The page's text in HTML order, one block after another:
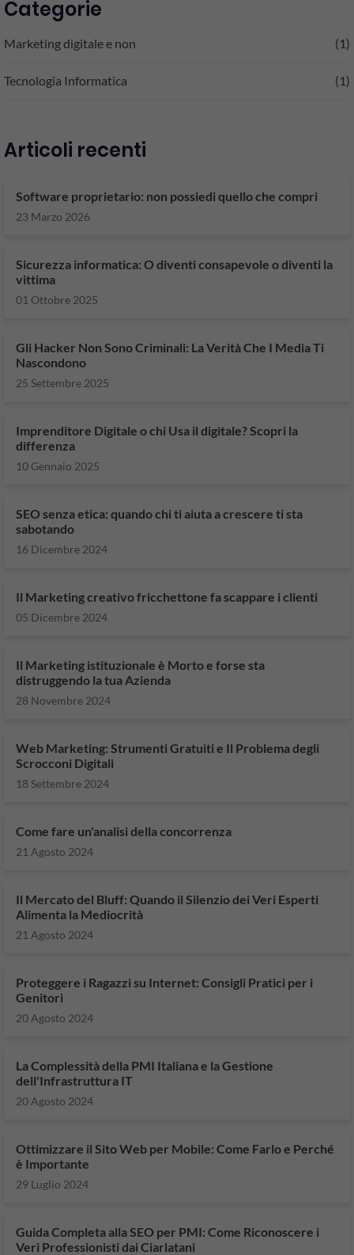
Categorie
Marketing digitale e non (1)
Tecnologia Informatica (1)
Articoli recenti
Software proprietario: non possiedi quello che compri
23 Marzo 2026
Sicurezza informatica: O diventi consapevole o diventi la
vittima
01 Ottobre 2025
Gli Hacker Non Sono Criminali: La Verità Che I Media Ti
Nascondono
25 Settembre 2025
Imprenditore Digitale o chi Usa il digitale? Scopri la
differenza
10 Gennaio 2025
SEO senza etica: quando chi ti aiuta a crescere ti sta
sabotando
16 Dicembre 2024
Il Marketing creativo fricchettone fa scappare i clienti
05 Dicembre 2024
Il Marketing istituzionale è Morto e forse sta
distruggendo la tua Azienda
28 Novembre 2024
Web Marketing: Strumenti Gratuiti e Il Problema degli
Scrocconi Digitali
18 Settembre 2024
Come fare un'analisi della concorrenza
21 Agosto 2024
Il Mercato del Bluff: Quando il Silenzio dei Veri Esperti
Alimenta la Mediocrità
21 Agosto 2024
Proteggere i Ragazzi su Internet: Consigli Pratici per i
Genitori
20 Agosto 2024
La Complessità della PMI Italiana e la Gestione
dell'Infrastruttura IT
20 Agosto 2024
Ottimizzare il Sito Web per Mobile: Come Farlo e Perché
è Importante
29 Luglio 2024
Guida Completa alla SEO per PMI: Come Riconoscere i
Veri Professionisti dai Ciarlatani